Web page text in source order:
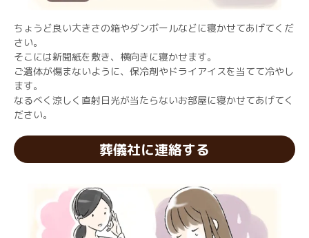
ちょうど良い大きさの箱やダンボールなどに寝かせてあげてくだ
さい。
そこには新聞紙を敷き、横向きに寝かせます。
ご遺体が傷まないように、保冷剤やドライアイスを当てて冷やし
ます。
なるべく涼しく直射日光が当たらないお部屋に寝かせてあげてく
ださい。
葬儀社に連絡する